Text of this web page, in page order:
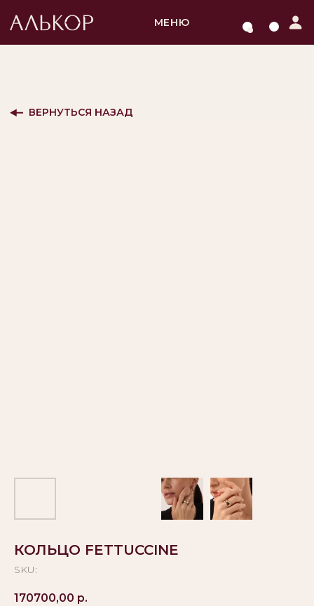
КОЛЬЦО FETTUCCINE
SKU:
170700,00 р.